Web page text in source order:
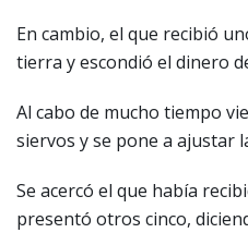
En cambio, el que recibió
tierra y escondió el dinero
Al cabo de mucho tiempo
siervos y se pone a ajustar
Se acercó el que había
presentó otros cinco,